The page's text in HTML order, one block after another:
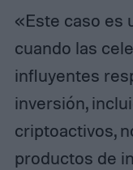
«Este caso es
cuando las
influyentes
inversión,
criptoactivos,
productos de